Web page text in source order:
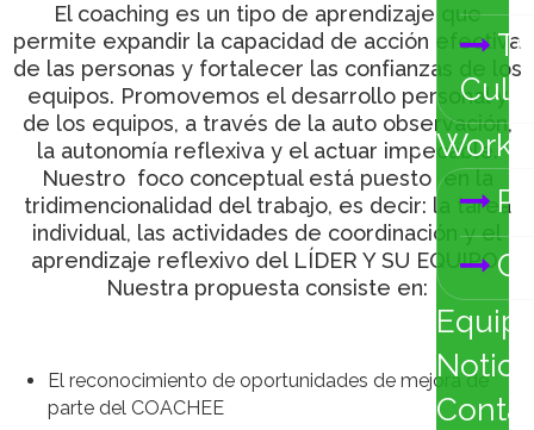
El coaching es un tipo de aprendizaje que
permite expandir la capacidad de acción efectiva
de las personas y fortalecer las confianzas de los
equipos. Promovemos el desarrollo personal y
de los equipos, a través de la auto observación,
la autonomía reflexiva y el actuar impecable.
Nuestro foco conceptual está puesto en la
tridimencionalidad del trabajo, es decir: la tarea
individual, las actividades de coordinación y el
aprendizaje reflexivo del LÍDER Y SU EQUIPO.
Nuestra propuesta consiste en:
El reconocimiento de oportunidades de mejora de
parte del COACHEE